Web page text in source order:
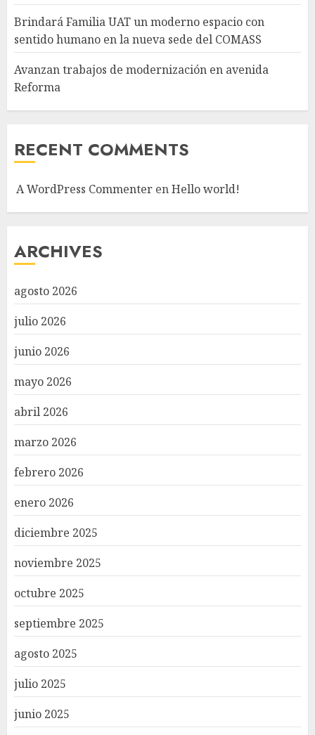
Brindará Familia UAT un moderno espacio con
sentido humano en la nueva sede del COMASS
Avanzan trabajos de modernización en avenida
Reforma
RECENT COMMENTS
A WordPress Commenter enHello world!
ARCHIVES
agosto 2026
julio 2026
junio 2026
mayo 2026
abril 2026
marzo 2026
febrero 2026
enero 2026
diciembre 2025
noviembre 2025
octubre 2025
septiembre 2025
agosto 2025
julio 2025
junio 2025